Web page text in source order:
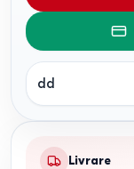
dd
Livrare